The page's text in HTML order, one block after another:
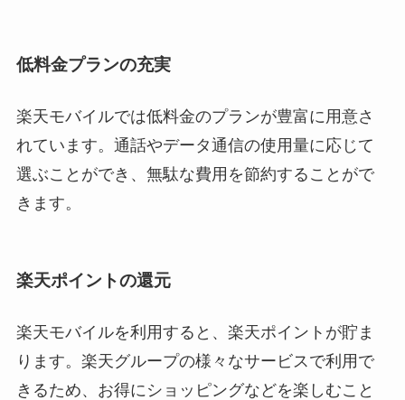
低料金プランの充実
楽天モバイルでは低料金のプランが豊富に用意さ
れています。通話やデータ通信の使用量に応じて
選ぶことができ、無駄な費用を節約することがで
きます。
楽天ポイントの還元
楽天モバイルを利用すると、楽天ポイントが貯ま
ります。楽天グループの様々なサービスで利用で
きるため、お得にショッピングなどを楽しむこと